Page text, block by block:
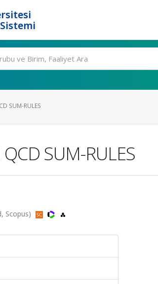
SUM-RULES
SUM-RULES
Scopus)